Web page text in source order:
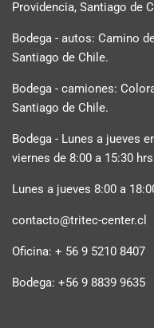
Providencia, Santiago de
Bodega - autos: Camino
Santiago de Chile.
Bodega - camiones:
Santiago de Chile.
Bodega - Lunes a jueves
viernes de 8:00 a 15:30
Lunes a jueves 8:00 a
contacto@tritec-center.cl
Oficina: + 56 9 5210 8407
Bodega: +56 9 8839 9635